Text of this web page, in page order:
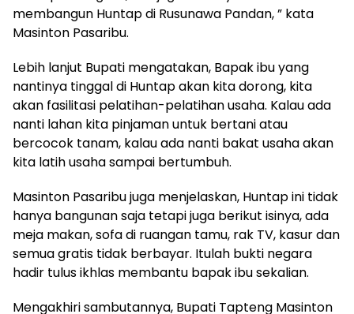
membangun Huntap di Rusunawa Pandan, ” kata
Masinton Pasaribu.
Lebih lanjut Bupati mengatakan, Bapak ibu yang
nantinya tinggal di Huntap akan kita dorong, kita
akan fasilitasi pelatihan-pelatihan usaha. Kalau ada
nanti lahan kita pinjaman untuk bertani atau
bercocok tanam, kalau ada nanti bakat usaha akan
kita latih usaha sampai bertumbuh.
Masinton Pasaribu juga menjelaskan, Huntap ini tidak
hanya bangunan saja tetapi juga berikut isinya, ada
meja makan, sofa di ruangan tamu, rak TV, kasur dan
semua gratis tidak berbayar. Itulah bukti negara
hadir tulus ikhlas membantu bapak ibu sekalian.
Mengakhiri sambutannya, Bupati Tapteng Masinton